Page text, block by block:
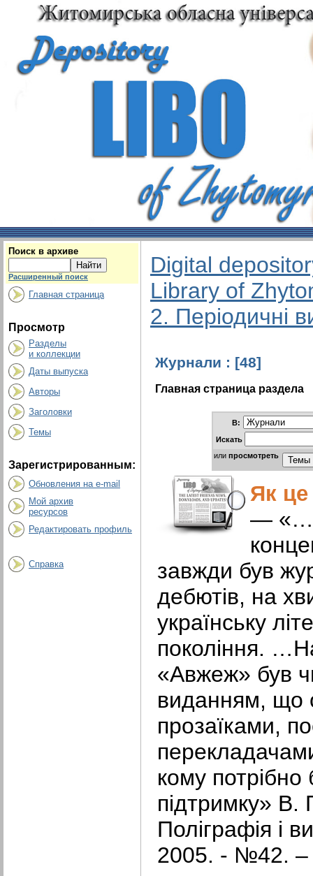
Поиск в архиве
Расширенный поиск
Главная страница
Просмотр
Разделы
и коллекции
Даты выпуска
Авторы
Заголовки
Темы
Зарегистрированным:
Обновления на e-mail
Мой архив
ресурсов
Редактировать профиль
Справка
Digital
Library of
2. Періодичні
Журнали : [48]
Главная страница раздела
В:
Искать
или просмотреть
Як
—
завжди був
дебютів, на
українську
покоління.
«Авжеж» був
виданням, що
прозаїками,
кому
підтримку» В.
Поліграфія і
2005. - №42. –